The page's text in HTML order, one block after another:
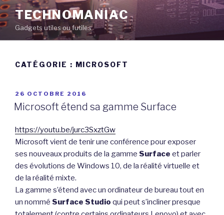
Aller
au
contenu
principal
TECHNOMANIAC
Gadgets utiles ou futiles
CATÉGORIE : MICROSOFT
PUBLIÉ
LE
26 OCTOBRE 2016
Microsoft étend sa gamme Surface
https://youtu.be/jurc3SxztGw
Microsoft vient de tenir une conférence pour exposer
ses nouveaux produits de la gamme Surface et parler
des évolutions de Windows 10, de la réalité virtuelle et
de la réalité mixte.
La gamme s’étend avec un ordinateur de bureau tout en
un nommé Surface Studio qui peut s’incliner presque